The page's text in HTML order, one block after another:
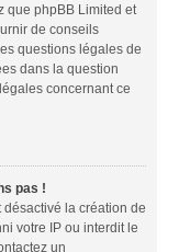
que phpBB Limited et
de conseils
questions légales de
dans la question
concernant ce
pas !
désactivé la création de
votre IP ou interdit le
un